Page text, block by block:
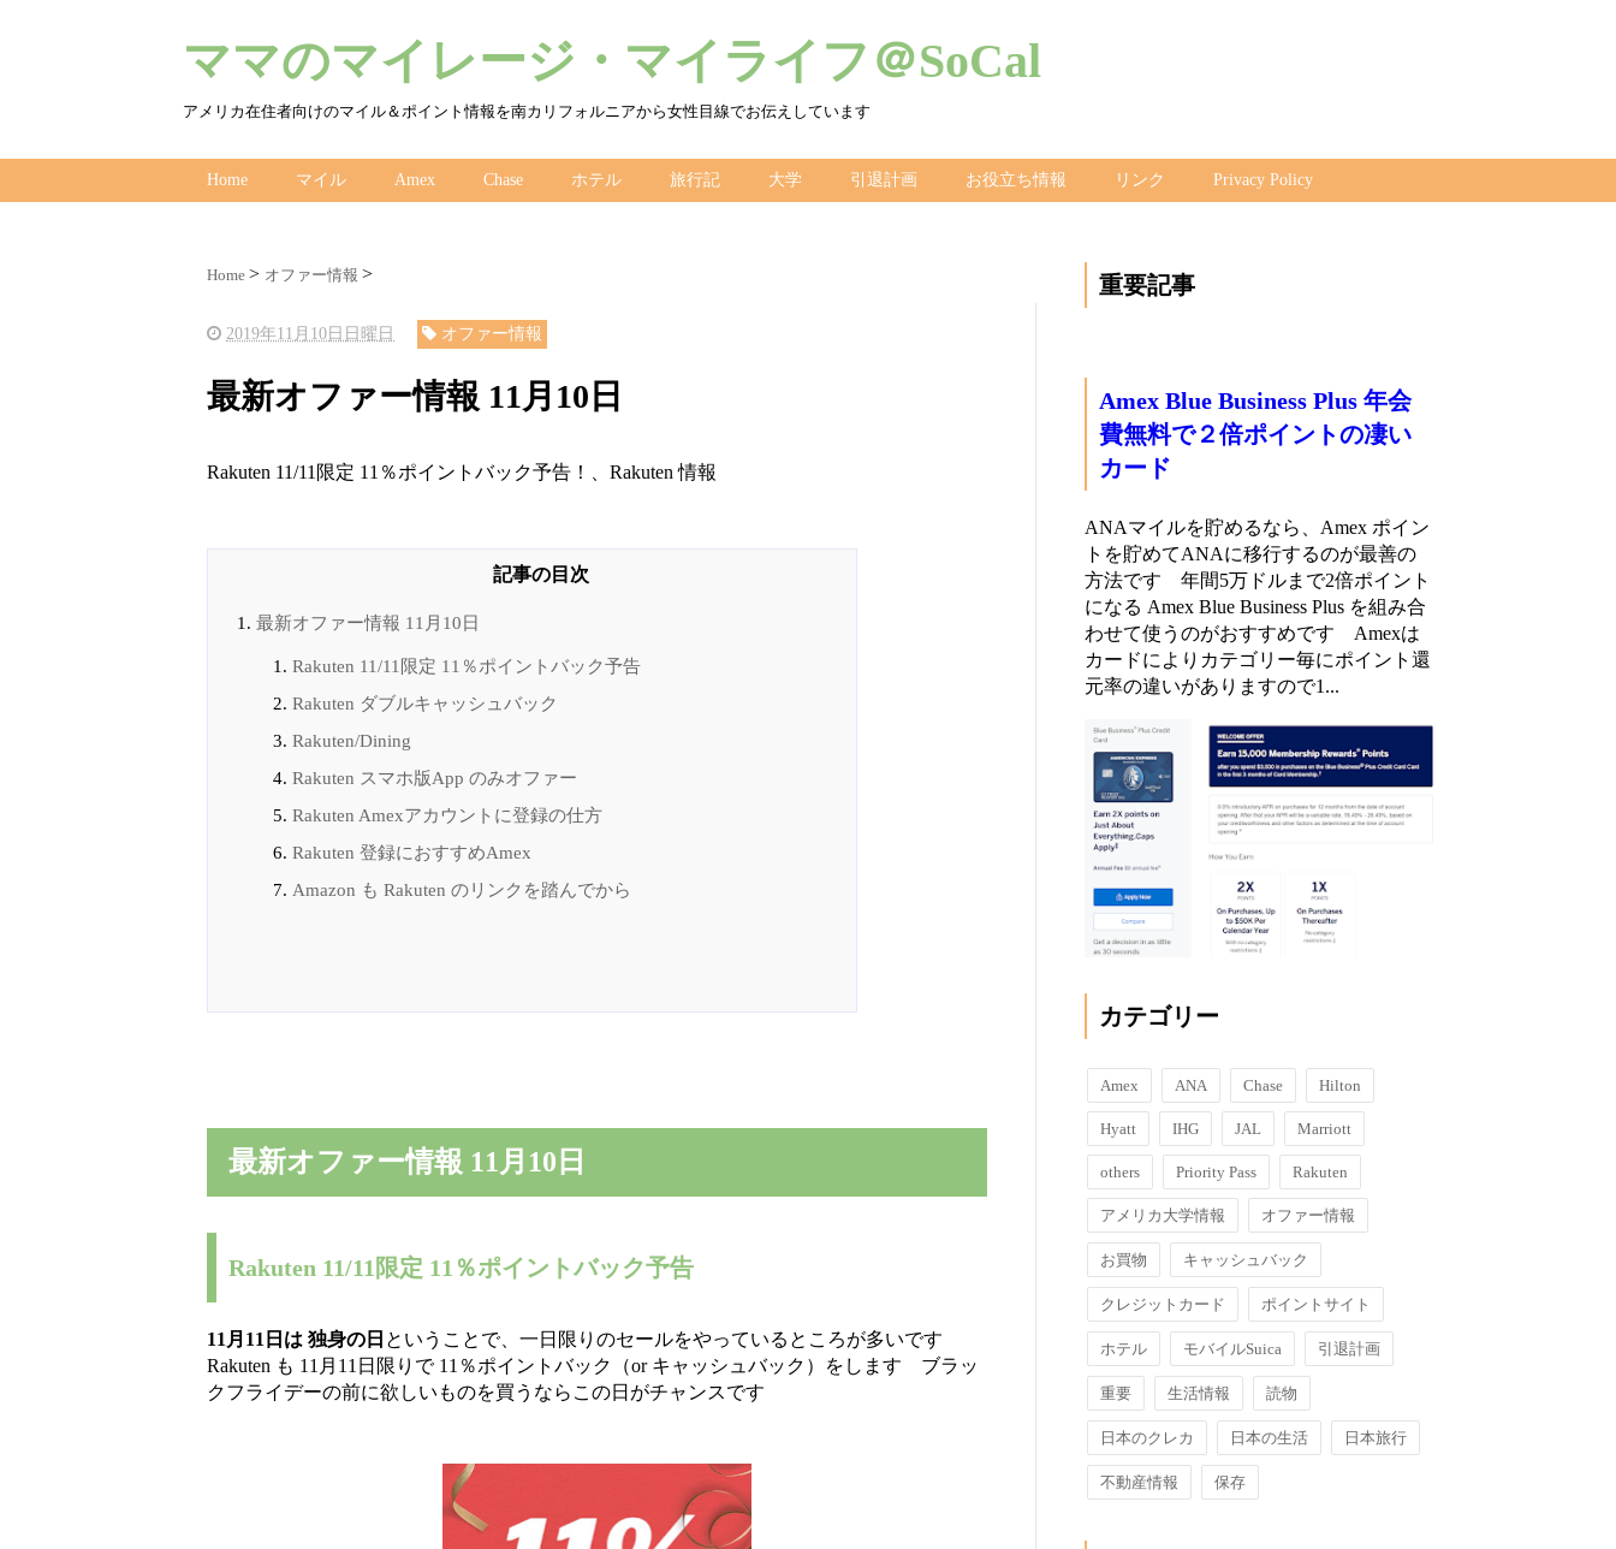
ママのマイレージ・マイライフ＠SoCal
アメリカ在住者向けのマイル＆ポイント情報を南カリフォルニアから女性目線でお伝えしています
Home マイル Amex Chase ホテル 旅行記 大学 引退計画 お役立ち情報 リンク Privacy Policy
Home オファー情報
2019年11月10日日曜日 オファー情報
最新オファー情報 11月10日
Rakuten 11/11限定 11％ポイントバック予告！、Rakuten 情報
最新オファー情報 11月10日
Rakuten 11/11限定 11％ポイントバック予告
Rakuten ダブルキャッシュバック
Rakuten/Dining
Rakuten スマホ版App のみオファー
Rakuten Amexアカウントに登録の仕方
Rakuten 登録におすすめAmex
Amazon も Rakuten のリンクを踏んでから
最新オファー情報 11月10日
Rakuten 11/11限定 11％ポイントバック予告
11月11日は 独身の日 ということで、一日限りのセールをやっているところが多いです
Rakuten も 11月11日限りで 11％ポイントバック（or キャッシュバック）をします ブラッ
クフライデーの前に欲しいものを買うならこの日がチャンスです
重要記事
Amex Blue Business Plus 年会
費無料で２倍ポイントの凄い
カード
ANAマイルを貯めるなら、Amex ポイン
トを貯めてANAに移行するのが最善の
方法です 年間5万ドルまで2倍ポイント
になる Amex Blue Business Plus を組み合
わせて使うのがおすすめです Amexは
カードによりカテゴリー毎にポイント還
元率の違いがありますので1...
カテゴリー
Amex ANA Chase Hilton
Hyatt IHG JAL Marriott
others Priority Pass Rakuten
アメリカ大学情報 オファー情報
お買物 キャッシュバック
クレジットカード ポイントサイト
ホテル モバイルSuica 引退計画
重要 生活情報 読物
日本のクレカ 日本の生活 日本旅行
不動産情報 保存